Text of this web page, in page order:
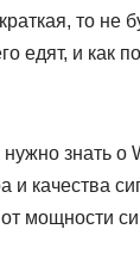
то не
едят, и как
знать о
и качества
мощности